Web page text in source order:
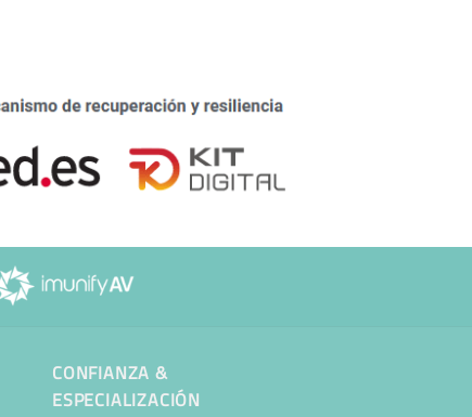
CONFIANZA &
ESPECIALIZACIÓN